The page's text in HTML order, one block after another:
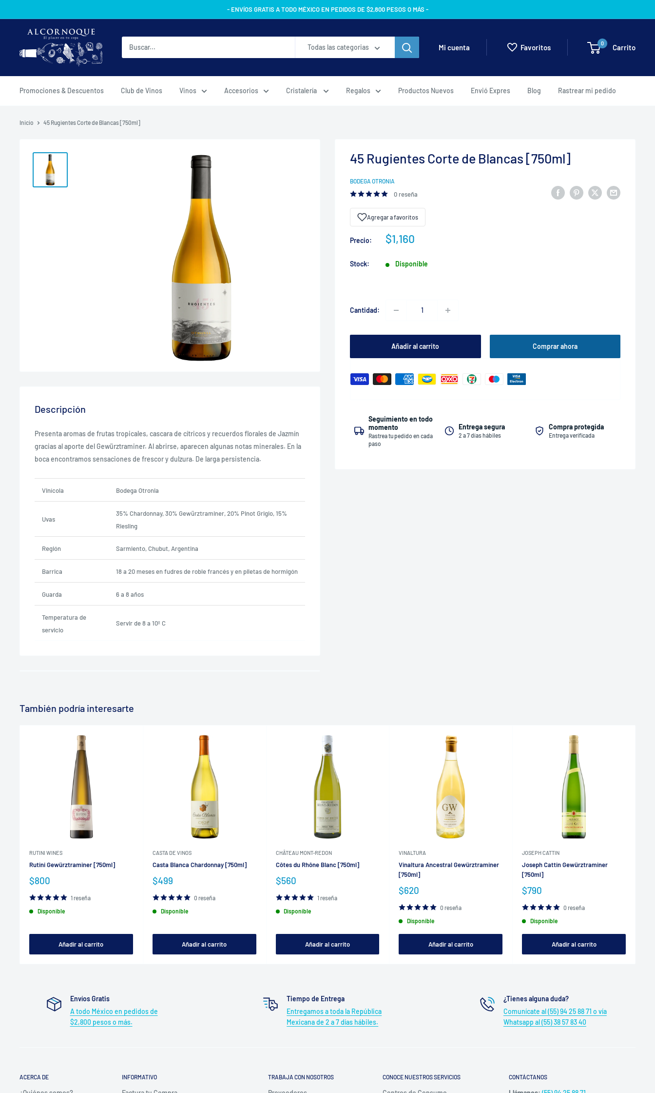
directamente
- ENVÍOS GRATIS A TODO MÉXICO EN PEDIDOS DE $2,800 PESOS O MÁS -
AlcornoqueMX
Todas las categorias
Mi cuenta Favoritos 0 Carrito
Promociones & Descuentos Club de Vinos Vinos Accesorios Cristalería Regalos Productos Nuevos Envió Expres Blog Rastrear mi pedido
Inicio 45 Rugientes Corte de Blancas [750ml]
45 Rugientes Corte de Blancas [750ml]
BODEGA OTRONIA
0 reseña
Agregar a favoritos
Precio:
Precio
venta
$1,160
Stock: Disponible
Cantidad:
Añadir al carrito Comprar ahora
Seguimiento en todo
momento
Rastrea tu pedido en cada
paso
Entrega segura
2 a 7 días hábiles
Compra protegida
Entrega verificada
Descripción
Presenta aromas de frutas tropicales, cascara de cítricos y recuerdos florales de Jazmín
gracias al aporte del Gewürztraminer. Al abrirse, aparecen algunas notas minerales. En la
boca encontramos sensaciones de frescor y dulzura. De larga persistencia.
Vinícola Bodega Otronia
Uvas
35% Chardonnay, 30% Gewürztraminer, 20% Pinot Grigio, 15%
Riesling
Región Sarmiento, Chubut, Argentina
Barrica 18 a 20 meses en fudres de roble francés y en piletas de hormigón
Guarda 6 a 8 años
Temperatura de
servicio
Servir de 8 a 10º C
También podría interesarte
RUTINI WINES
Rutini Gewürztraminer [750ml]
Precio
venta
$800
1 reseña
Disponible
Añadir al carrito
CASTA DE VINOS
Casta Blanca Chardonnay [750ml]
Precio
venta
$499
0 reseña
Disponible
Añadir al carrito
CHÂTEAU MONT-REDON
Côtes du Rhône Blanc [750ml]
Precio
venta
$560
1 reseña
Disponible
Añadir al carrito
VINALTURA
Vinaltura Ancestral Gewürztraminer
[750ml]
Precio
venta
$620
0 reseña
Disponible
Añadir al carrito
JOSEPH CATTIN
Joseph Cattin Gewürztraminer
[750ml]
Precio
venta
$790
0 reseña
Disponible
Añadir al carrito
Envíos Gratis
A todo México en pedidos de
$2,800 pesos o más.
Tiempo de Entrega
Entregamos a toda la República
Mexicana de 2 a 7 días hábiles.
¿Tienes alguna duda?
Comunícate al (55) 94 25 88 71 o vía
Whatsapp al (55) 38 57 83 40
ACERCA DE INFORMATIVO TRABAJA CON NOSOTROS CONOCE NUESTROS SERVICIOS CONTÁCTANOS